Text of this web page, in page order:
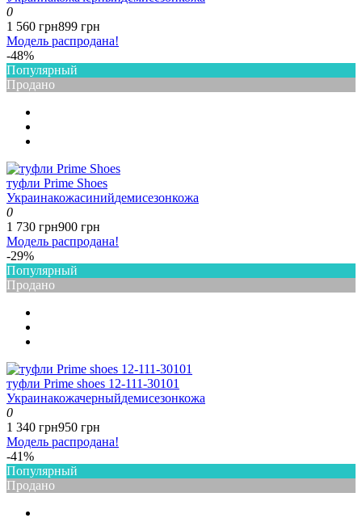
0
1 560 грн899 грн
Модель распродана!
-48%
Популярный
Продано
туфли Prime Shoes
Украинакожасинийдемисезонкожа
0
1 730 грн900 грн
Модель распродана!
-29%
Популярный
Продано
туфли Prime shoes 12-111-30101
Украинакожачерныйдемисезонкожа
0
1 340 грн950 грн
Модель распродана!
-41%
Популярный
Продано